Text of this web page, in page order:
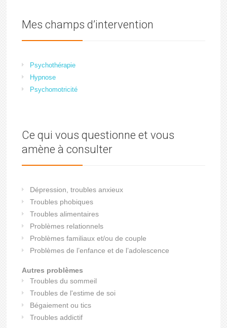
Mes champs d’intervention
Psychothérapie
Hypnose
Psychomotricité
Ce qui vous questionne et vous
amène à consulter
Dépression, troubles anxieux
Troubles phobiques
Troubles alimentaires
Problèmes relationnels
Problèmes familiaux et/ou de couple
Problèmes de l’enfance et de l’adolescence
Autres problèmes
Troubles du sommeil
Troubles de l'estime de soi
Bégaiement ou tics
Troubles addictif